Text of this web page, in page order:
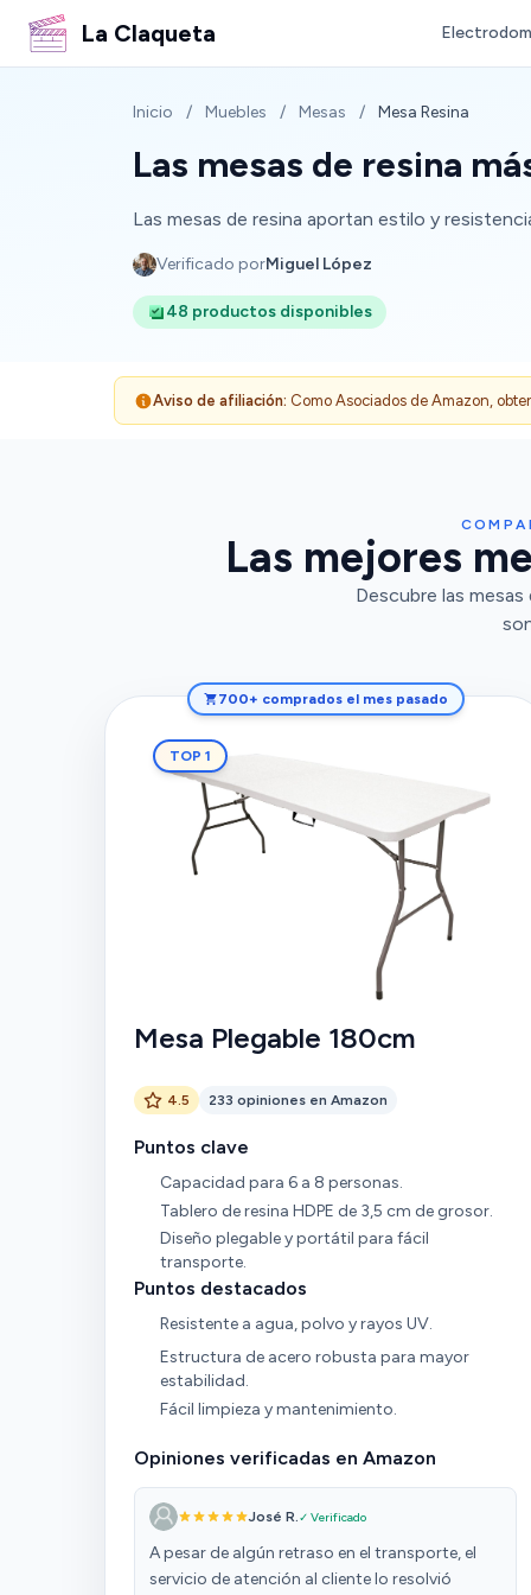
La Claqueta
Inicio / Muebles / Mesas / Mesa Resina
Las mesas de resina
Las mesas de resina aportan estilo y
Verificado porMiguel López
48 productos disponibles
Aviso de afiliación: Como Asociados de Amazon,
Las mejores
Descubre las
700+ comprados el mes pasado
TOP 1
Mesa Plegable 180cm
4.5 233 opiniones en Amazon
Puntos clave
Capacidad para 6 a 8 personas.
Tablero de resina HDPE de 3,5 cm de grosor.
Diseño plegable y portátil para fácil
transporte.
Puntos destacados
Resistente a agua, polvo y rayos UV.
Estructura de acero robusta para mayor
estabilidad.
Fácil limpieza y mantenimiento.
Opiniones verificadas en Amazon
José R.✓ Verificado
A pesar de algún retraso en el transporte, el
servicio de atención al cliente lo resolvió